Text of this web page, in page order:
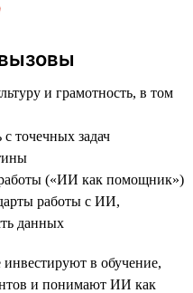
и грамотность, в том
точечных задач
(«ИИ как помощник»)
работы с ИИ,
данных
в обучение,
и понимают ИИ как